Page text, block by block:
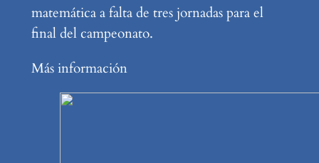
matemática a falta de tres jornadas para el
final del campeonato.
Más información